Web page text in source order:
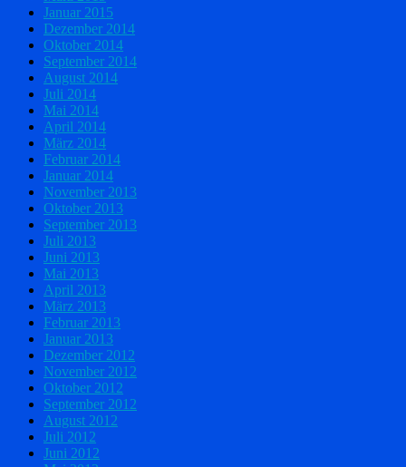
Januar 2015
Dezember 2014
Oktober 2014
September 2014
August 2014
Juli 2014
Mai 2014
April 2014
März 2014
Februar 2014
Januar 2014
November 2013
Oktober 2013
September 2013
Juli 2013
Juni 2013
Mai 2013
April 2013
März 2013
Februar 2013
Januar 2013
Dezember 2012
November 2012
Oktober 2012
September 2012
August 2012
Juli 2012
Juni 2012